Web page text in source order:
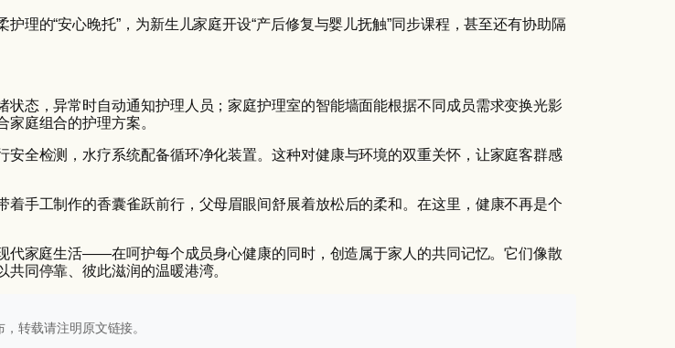
理的“安心晚托”，为新生儿家庭开设“产后修复与婴儿抚触”同步课程，甚至还有协助隔
态，异常时自动通知护理人员；家庭护理室的智能墙面能根据不同成员需求变换光影
庭组合的护理方案。
全检测，水疗系统配备循环净化装置。这种对健康与环境的双重关怀，让家庭客群感
手工制作的香囊雀跃前行，父母眉眼间舒展着放松后的柔和。在这里，健康不再是个
代家庭生活——在呵护每个成员身心健康的同时，创造属于家人的共同记忆。它们像散
同停靠、彼此滋润的温暖港湾。
，转载请注明原文链接。